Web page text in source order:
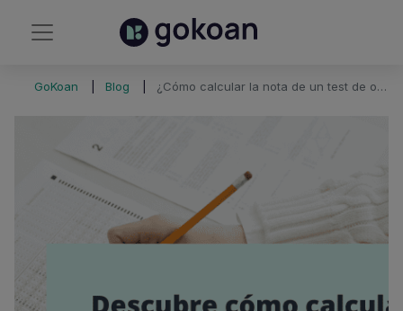
GoKoan Blog ¿Cómo calcular la nota de un test de oposición?